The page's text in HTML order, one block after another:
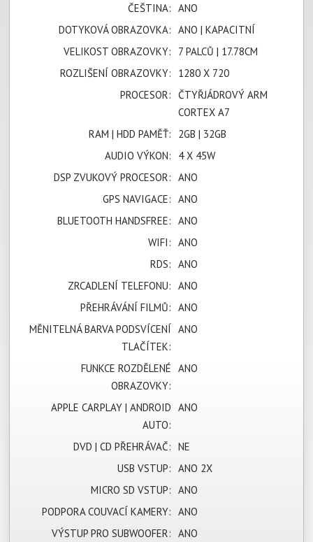
ČEŠTINA:
ANO
DOTYKOVÁ OBRAZOVKA:
ANO | KAPACITNÍ
VELIKOST OBRAZOVKY:
7 PALCŮ | 17.78CM
ROZLIŠENÍ OBRAZOVKY:
1280 X 720
PROCESOR:
ČTYŘJÁDROVÝ ARM
CORTEX A7
RAM | HDD PAMĚŤ:
2GB | 32GB
AUDIO VÝKON:
4 X 45W
DSP ZVUKOVÝ PROCESOR:
ANO
GPS NAVIGACE:
ANO
BLUETOOTH HANDSFREE:
ANO
WIFI:
ANO
RDS:
ANO
ZRCADLENÍ TELEFONU:
ANO
PŘEHRÁVÁNÍ FILMŮ:
ANO
MĚNITELNÁ BARVA PODSVÍCENÍ
TLAČÍTEK:
ANO
FUNKCE ROZDĚLENÉ
OBRAZOVKY:
ANO
APPLE CARPLAY | ANDROID
AUTO:
ANO
DVD | CD PŘEHRÁVAČ:
NE
USB VSTUP:
ANO 2X
MICRO SD VSTUP:
ANO
PODPORA COUVACÍ KAMERY:
ANO
VÝSTUP PRO SUBWOOFER:
ANO